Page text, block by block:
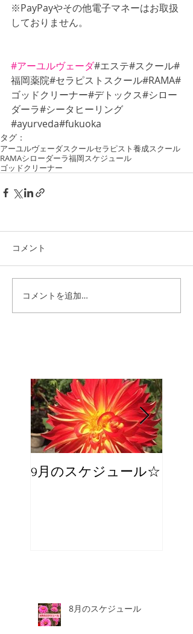
※PayPayやその他電子マネーはお取扱
しておりません。
#アーユルヴェーダ#エステ#スクール#
福岡薬院#セラピストスクール#RAMA#
ゴッドクリーナー#デトックス#シロー
ダーラ#シータヒーリング
#ayurveda#fukuoka
タグ：
アーユルヴェーダスクールセラピスト養成スクール
RAMAシローダーラ福岡スケジュール
ゴッドクリーナー
コメント
コメントを追加…
9月のスケジュール☆
8月のスケジュール